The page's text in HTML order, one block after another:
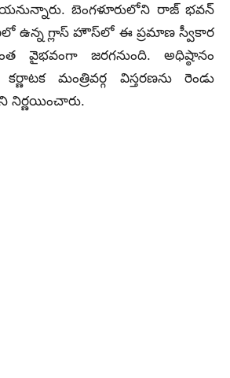
బెంగళూరులోని రాజ్ భవన్
ఉన్న గ్లాస్ హౌస్‌లో ఈ ప్రమాణ స్వీకార
వైభవంగా జరగనుంది. అధిష్ఠానం
కర్ణాటక మంత్రివర్గ విస్తరణను రెండు
నిర్ణయించారు.